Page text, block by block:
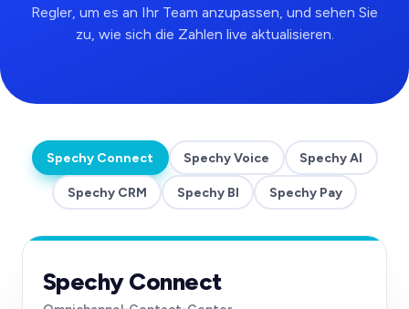
Regler, um es an Ihr Team anzupassen, und sehen Sie
zu, wie sich die Zahlen live aktualisieren.
Spechy Connect Spechy Voice Spechy AI
Spechy CRM Spechy BI Spechy Pay
Spechy Connect